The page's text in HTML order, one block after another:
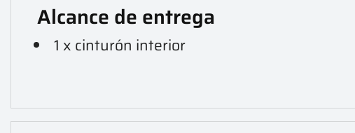
Alcance de entrega
1 x cinturón interior